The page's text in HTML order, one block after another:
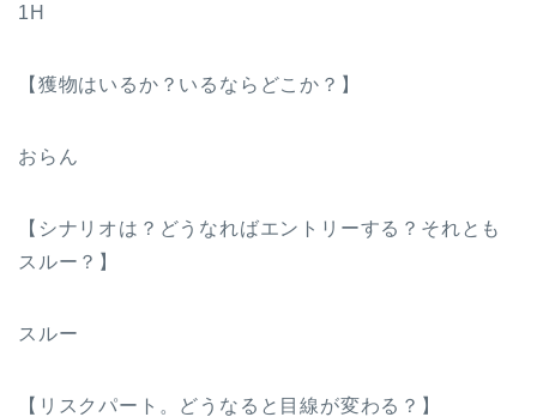
1H
【獲物はいるか？いるならどこか？】
おらん
【シナリオは？どうなればエントリーする？それとも
スルー？】
スルー
【リスクパート。どうなると目線が変わる？】